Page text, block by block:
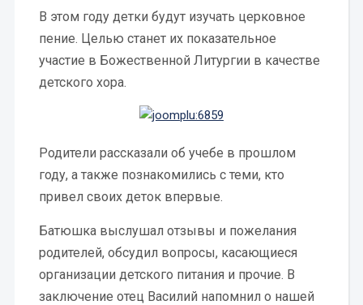
В этом году детки будут изучать церковное
пение. Целью станет их показательное
участие в Божественной Литургии в качестве
детского хора.
Родители рассказали об учебе в прошлом
году, а также познакомились с теми, кто
привел своих деток впервые.
Батюшка выслушал отзывы и пожелания
родителей, обсудил вопросы, касающиеся
организации детского питания и прочие. В
заключение отец Василий напомнил о нашей